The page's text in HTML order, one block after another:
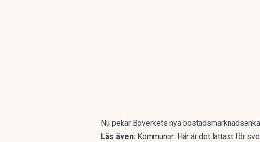
Nu pekar Boverkets nya
Läs även: Kommuner: Här är det lättast för